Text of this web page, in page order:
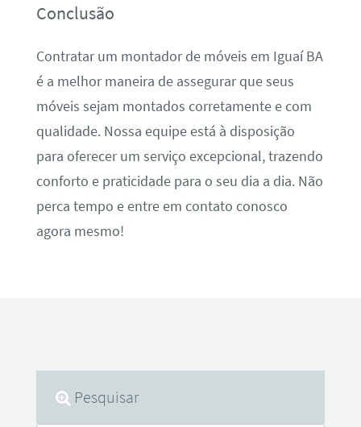
Conclusão
Contratar um montador de móveis em Iguaí BA
é a melhor maneira de assegurar que seus
móveis sejam montados corretamente e com
qualidade. Nossa equipe está à disposição
para oferecer um serviço excepcional, trazendo
conforto e praticidade para o seu dia a dia. Não
perca tempo e entre em contato conosco
agora mesmo!
Pesquisar